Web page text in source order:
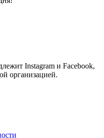
Instagram и Facebook,
организацией.